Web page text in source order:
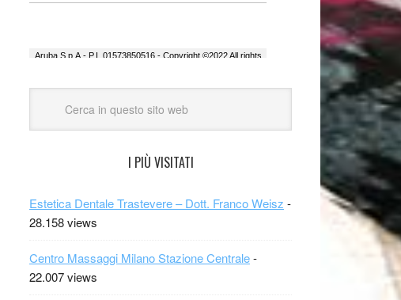
I PIÙ VISITATI
Estetica Dentale Trastevere – Dott. Franco Weisz -
28.158 views
Centro Massaggi Milano Stazione Centrale-
22.007 views